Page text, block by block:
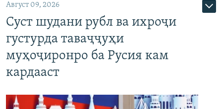
Август 09, 2026
Суст шудани рубл ва ихроҷи
густурда таваҷҷуҳи
муҳоҷиронро ба Русия кам
кардааст